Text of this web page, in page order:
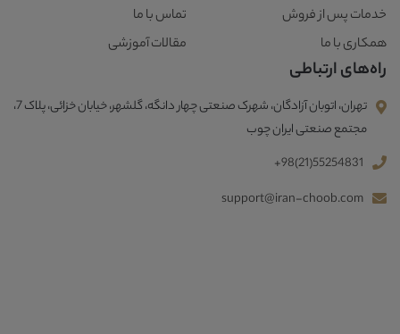
خدمات پس از فروش
همکاری با ما
تماس با ما
مقالات آموزشی
راه‌های ارتباطی
تهران، اتوبان آزادگان، شهرک صنعتی چهار دانگه، گلشهر، خیابان خزائی، پلاک 7،
مجتمع صنعتی ایران چوب
+98(21)55254831
support@iran-choob.com